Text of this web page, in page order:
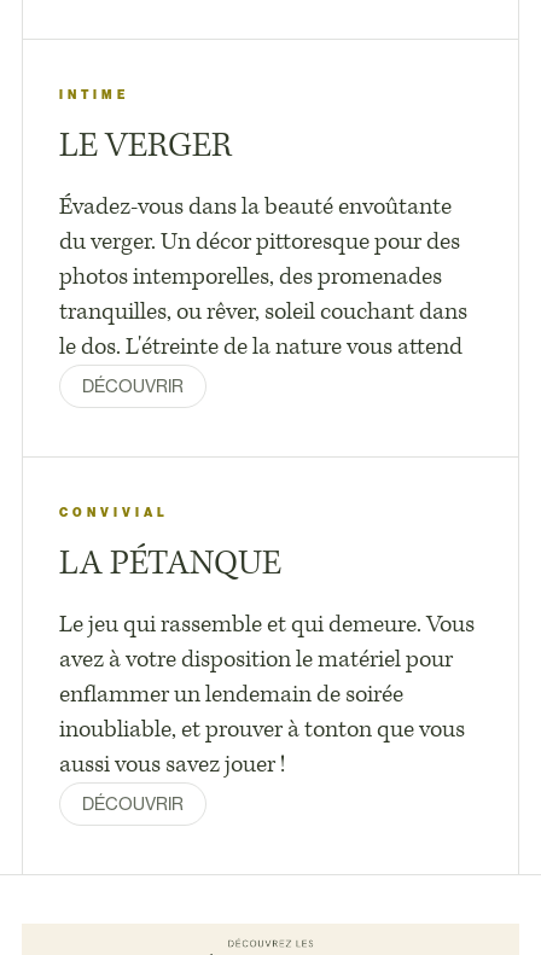
INTIME
LE VERGER
Évadez-vous dans la beauté envoûtante
du verger. Un décor pittoresque pour des
photos intemporelles, des promenades
tranquilles, ou rêver, soleil couchant dans
le dos. L'étreinte de la nature vous attend
DÉCOUVRIR
CONVIVIAL
LA PÉTANQUE
Le jeu qui rassemble et qui demeure. Vous
avez à votre disposition le matériel pour
enflammer un lendemain de soirée
inoubliable, et prouver à tonton que vous
aussi vous savez jouer !
DÉCOUVRIR